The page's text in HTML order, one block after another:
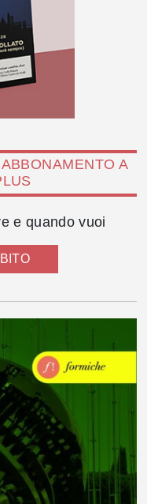
A
e quando vuoi